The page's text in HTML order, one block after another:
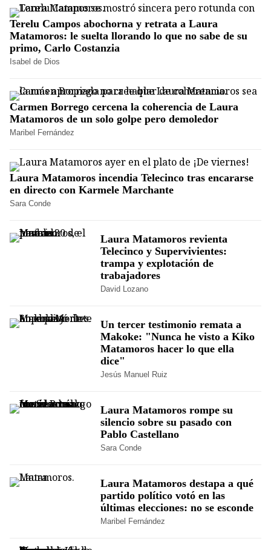
Terelu Campos abochorna y retrata a Laura
Matamoros: le suelta llorando lo que no sabe de su
primo, Carlo Costanzia
Isabel de Dios
Carmen Borrego cercena la coherencia de Laura
Matamoros de un solo golpe pero demoledor
Maribel Fernández
Laura Matamoros incendia Telecinco tras encararse
en directo con Karmele Marchante
Sara Conde
Laura Matamoros revienta
Telecinco y Supervivientes:
trampa y explotación de
trabajadores
David Lozano
Un tercer testimonio remata a
Makoke: "Nunca he visto a Kiko
Matamoros hacer lo que ella
dice"
Jesús Manuel Ruiz
Laura Matamoros rompe su
silencio sobre su pasado con
Pablo Castellano
Sara Conde
Laura Matamoros destapa a qué
partido político votó en las
últimas elecciones: no se esconde
Maribel Fernández